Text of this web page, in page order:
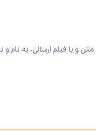
و یا فیلم ارسالی، به نام و